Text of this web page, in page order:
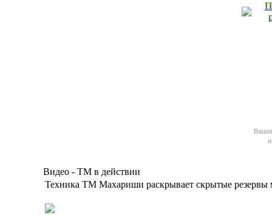
Видео - ТМ в действии
Техника ТМ Махариши раскрывает скрытые резервы